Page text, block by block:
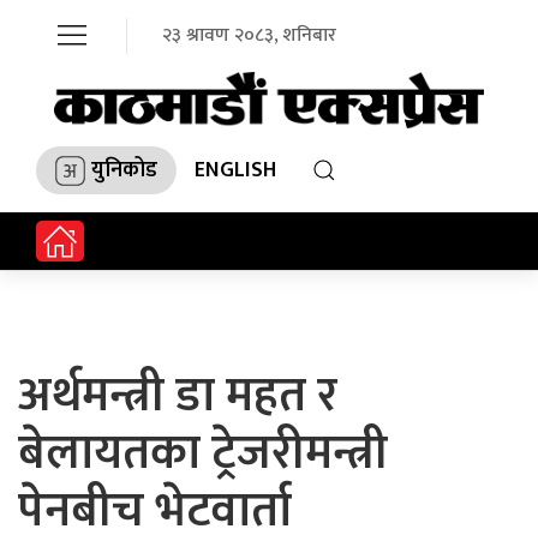
२३ श्रावण २०८३, शनिबार
युनिकोड ENGLISH
अर्थमन्त्री डा महत र
बेलायतका ट्रेजरीमन्त्री
पेनबीच भेटवार्ता